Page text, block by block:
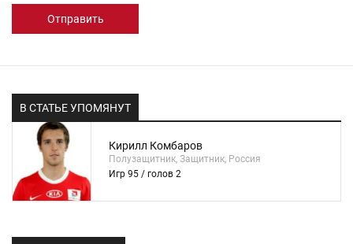
Отправить
В СТАТЬЕ УПОМЯНУТ
Кирилл Комбаров
Полузащитник, Защитник, Россия
Игр 95 / голов 2